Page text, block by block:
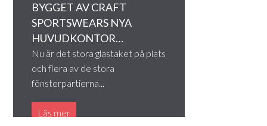
BYGGET AV CRAFT
SPORTSWEARS NYA
HUVUDKONTOR…
Nu är det stora glastaket på plats
och flera av de stora
fönsterpartierna...
Läs mer